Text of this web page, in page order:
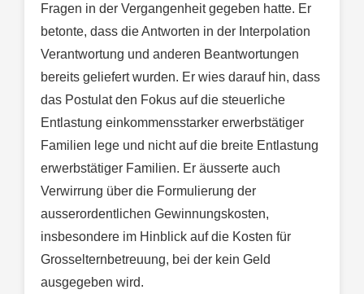
Fragen in der Vergangenheit gegeben hatte. Er
betonte, dass die Antworten in der Interpolation
Verantwortung und anderen Beantwortungen
bereits geliefert wurden. Er wies darauf hin, dass
das Postulat den Fokus auf die steuerliche
Entlastung einkommensstarker erwerbstätiger
Familien lege und nicht auf die breite Entlastung
erwerbstätiger Familien. Er äusserte auch
Verwirrung über die Formulierung der
ausserordentlichen Gewinnungskosten,
insbesondere im Hinblick auf die Kosten für
Grosselternbetreuung, bei der kein Geld
ausgegeben wird.